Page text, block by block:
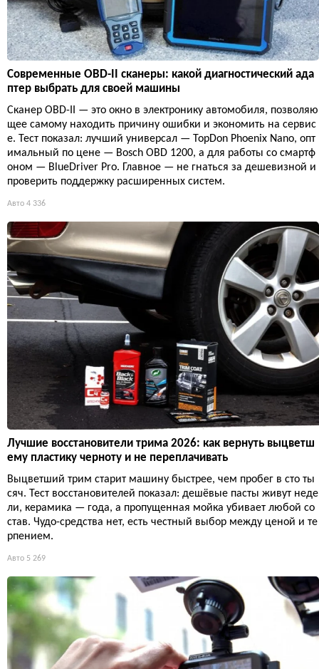
Современные OBD-II сканеры: какой диагностический ада
птер выбрать для своей машины
Сканер OBD-II — это окно в электронику автомобиля, позволяю
щее самому находить причину ошибки и экономить на сервис
е. Тест показал: лучший универсал — TopDon Phoenix Nano, опт
имальный по цене — Bosch OBD 1200, а для работы со смартф
оном — BlueDriver Pro. Главное — не гнаться за дешевизной и
проверить поддержку расширенных систем.
Авто 4 336
Лучшие восстановители трима 2026: как вернуть выцветш
ему пластику черноту и не переплачивать
Выцветший трим старит машину быстрее, чем пробег в сто ты
сяч. Тест восстановителей показал: дешёвые пасты живут неде
ли, керамика — года, а пропущенная мойка убивает любой со
став. Чудо-средства нет, есть честный выбор между ценой и те
рпением.
Авто 5 269